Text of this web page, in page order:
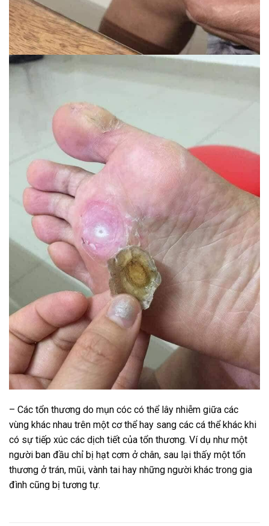
– Các tổn thương do mụn cóc có thể lây nhiễm giữa các
vùng khác nhau trên một cơ thể hay sang các cá thể khác khi
có sự tiếp xúc các dịch tiết của tổn thương. Ví dụ như một
người ban đầu chỉ bị hạt cơm ở chân, sau lại thấy một tổn
thương ở trán, mũi, vành tai hay những người khác trong gia
đình cũng bị tương tự.